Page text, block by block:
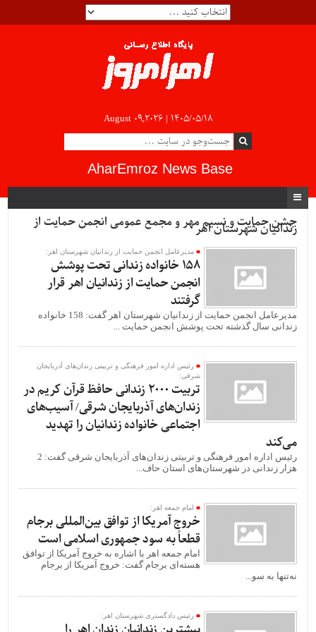
August 09,2026 | ۱۴۰۵/۰۵/۱۸
AharEmroz News Base
جشن حمایت و نسیم مهر و مجمع عمومی انجمن حمایت از
زندانیان شهرستان اهر
مدیرعامل انجمن حمایت از زندانیان شهرستان اهر:
158 خانواده زندانی تحت پوشش
انجمن حمایت از زندانیان اهر قرار
گرفتند
مدیرعامل انجمن حمایت از زندانیان شهرستان اهر گفت: 158 خانواده
زندانی سال گذشته تحت پوشش انجمن حمایت ...
رئیس اداره امور فرهنگی و تربیتی زندان‌های آذربایجان
شرقی:
تربیت 2000 زندانی حافظ قرآن کریم در
زندان‌های آذربایجان شرقی/ آسیب‌های
اجتماعی خانواده زندانیان را تهدید
می‌کند
رئیس اداره امور فرهنگی و تربیتی زندان‌های آذربایجان شرقی گفت: 2
هزار زندانی در شهرستان‌های استان حاف...
امام جمعه اهر:
خروج آمریکا از توافق بین‌المللی برجام
قطعاً به سود جمهوری اسلامی است
امام جمعه اهر با اشاره به خروج آمریکا از توافق
هسته‌ای برجام گفت: خروج آمریکا از برجام
نه‌تنها به سو...
رئیس دادگستری شهرستان اهر: